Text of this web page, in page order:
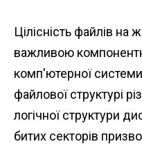
Цілісність файлів на
важливою
комп'ютерної
файлової структурі
логічної структури
битих секторів